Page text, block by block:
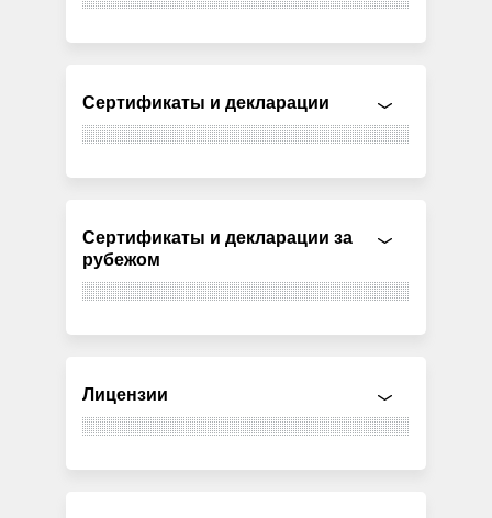
Сертификаты и декларации
Сертификаты и декларации за
рубежом
Лицензии